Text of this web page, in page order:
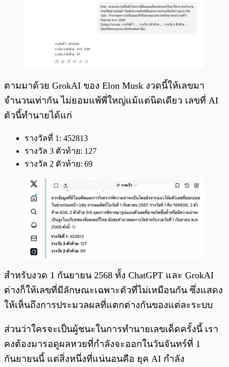
ตามมาด้วย GrokAI ของ Elon Musk งวดนี้ให้เลขมา
จำนวนเท่ากัน ไม่ยอมแพ้พี่ใหญ่แม้แต่นิดเดียว เลขที่ AI
ตัวนี้ทำนายได้แก่
รางวัลที่ 1: 452813
รางวัล 3 ตัวท้าย: 127
รางวัล 2 ตัวท้าย: 69
สำหรับงวด 1 กันยายน 2568 ทั้ง ChatGPT และ GrokAI
ต่างก็ให้เลขที่มีลักษณะเฉพาะตัวที่ไม่เหมือนกัน ซึ่งแสดง
ให้เห็นถึงการประมวลผลที่แตกต่างกันของแต่ละระบบ
ส่วนว่าใครจะเป็นผู้ชนะในการทำนายเลขเด็ดครั้งนี้ เรา
คงต้องมารอดูผลหวยที่กำลังจะออกในวันจันทร์ที่ 1
กันยายนนี้ แต่สิ่งหนึ่งที่แน่นอนคือ ยุค AI กำลัง